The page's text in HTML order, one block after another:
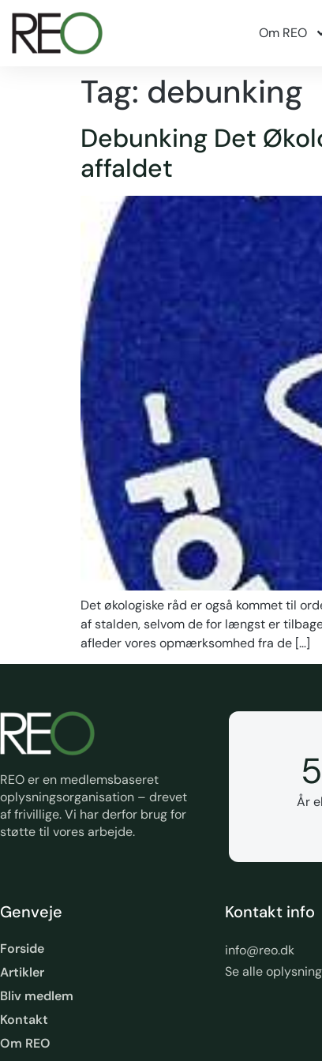
Om REO
Tag: debunking
Debunking Det
affaldet
Det økologiske råd er også kommet til
af stalden, selvom de for længst er
afleder vores opmærksomhed fra de […]
REO er en medlemsbaseret
oplysningsorganisation – drevet
af frivillige. Vi har derfor brug for
støtte til vores arbejde.
År
Genveje
Forside
Artikler
Bliv medlem
Kontakt
Om REO
Kontakt info
info@reo.dk
Se alle